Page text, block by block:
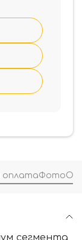
оплатаФото
сегмента